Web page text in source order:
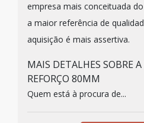
empresa mais conceituada
a maior referência de
aquisição é mais assertiva.
MAIS DETALHES SOBRE
REFORÇO 80MM
Quem está à procura de...